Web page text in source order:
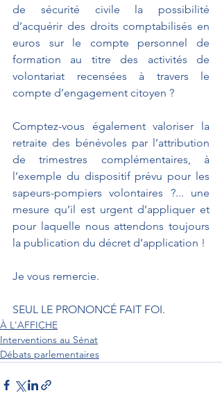
de sécurité civile la possibilité
d’acquérir des droits comptabilisés en
euros sur le compte personnel de
formation au titre des activités de
volontariat recensées à travers le
compte d’engagement citoyen ?
Comptez-vous également valoriser la
retraite des bénévoles par l’attribution
de trimestres complémentaires, à
l’exemple du dispositif prévu pour les
sapeurs-pompiers volontaires ?... une
mesure qu’il est urgent d’appliquer et
pour laquelle nous attendons toujours
Je vous remercie.
SEUL LE PRONONCÉ FAIT FOI.
À L'AFFICHE
Interventions au Sénat
Débats parlementaires